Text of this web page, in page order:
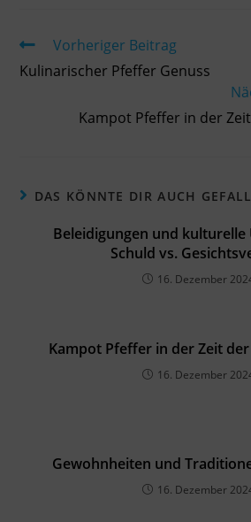
Vorheriger Beitrag
Kulinarischer Pfeffer Genuss
Kampot Pfeffer in der
DAS KÖNNTE DIR AUCH
Beleidigungen und kulturelle
Schuld vs.
16. Dezember
Kampot Pfeffer in der Zeit
16. Dezember
Gewohnheiten und
16. Dezember